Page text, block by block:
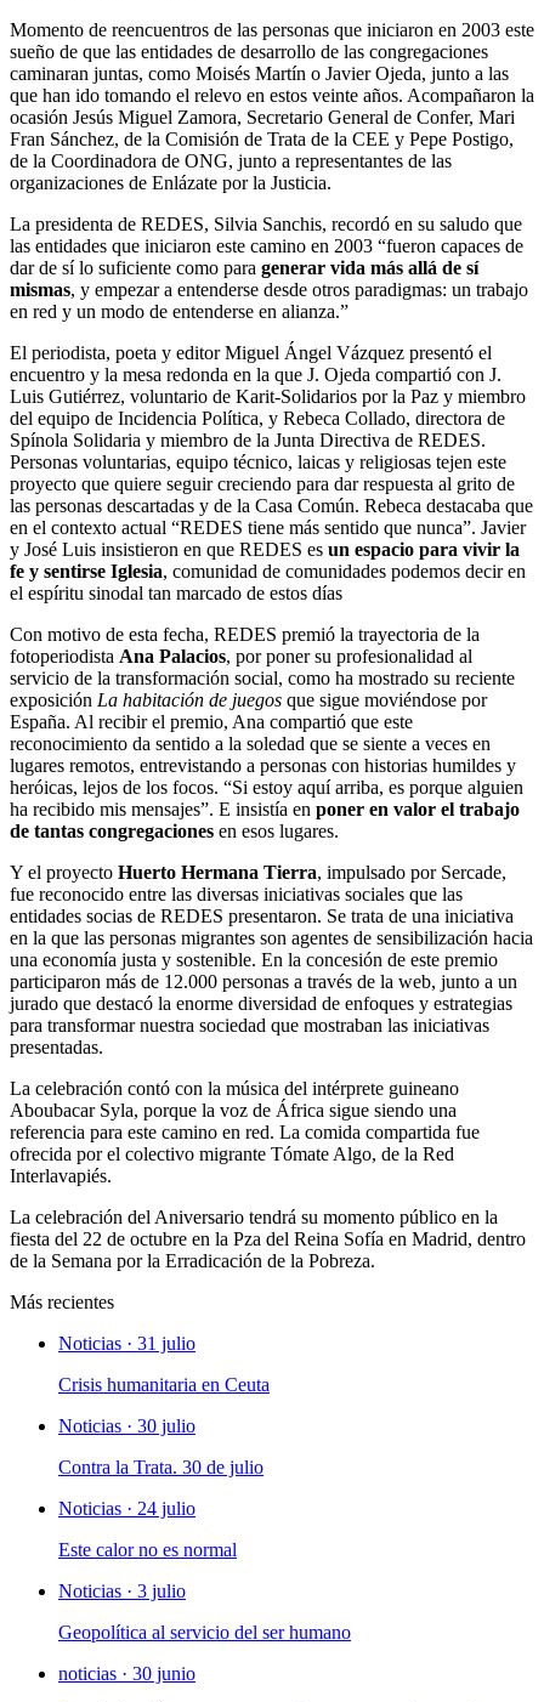
Momento de reencuentros de las personas que iniciaron en 2003 este
sueño de que las entidades de desarrollo de las congregaciones
caminaran juntas, como Moisés Martín o Javier Ojeda, junto a las
que han ido tomando el relevo en estos veinte años. Acompañaron la
ocasión Jesús Miguel Zamora, Secretario General de Confer, Mari
Fran Sánchez, de la Comisión de Trata de la CEE y Pepe Postigo,
de la Coordinadora de ONG, junto a representantes de las
organizaciones de Enlázate por la Justicia.
La presidenta de REDES, Silvia Sanchis, recordó en su saludo que
las entidades que iniciaron este camino en 2003 “fueron capaces de
dar de sí lo suficiente como para generar vida más allá de sí
mismas, y empezar a entenderse desde otros paradigmas: un trabajo
en red y un modo de entenderse en alianza.”
El periodista, poeta y editor Miguel Ángel Vázquez presentó el
encuentro y la mesa redonda en la que J. Ojeda compartió con J.
Luis Gutiérrez, voluntario de Karit-Solidarios por la Paz y miembro
del equipo de Incidencia Política, y Rebeca Collado, directora de
Spínola Solidaria y miembro de la Junta Directiva de REDES.
Personas voluntarias, equipo técnico, laicas y religiosas tejen este
proyecto que quiere seguir creciendo para dar respuesta al grito de
las personas descartadas y de la Casa Común. Rebeca destacaba que
en el contexto actual “REDES tiene más sentido que nunca”. Javier
y José Luis insistieron en que REDES es un espacio para vivir la
fe y sentirse Iglesia, comunidad de comunidades podemos decir en
el espíritu sinodal tan marcado de estos días
Con motivo de esta fecha, REDES premió la trayectoria de la
fotoperiodista Ana Palacios, por poner su profesionalidad al
servicio de la transformación social, como ha mostrado su reciente
exposición La habitación de juegos que sigue moviéndose por
España. Al recibir el premio, Ana compartió que este
reconocimiento da sentido a la soledad que se siente a veces en
lugares remotos, entrevistando a personas con historias humildes y
heróicas, lejos de los focos. “Si estoy aquí arriba, es porque alguien
ha recibido mis mensajes”. E insistía en poner en valor el trabajo
de tantas congregaciones en esos lugares.
Y el proyecto Huerto Hermana Tierra, impulsado por Sercade,
fue reconocido entre las diversas iniciativas sociales que las
entidades socias de REDES presentaron. Se trata de una iniciativa
en la que las personas migrantes son agentes de sensibilización hacia
una economía justa y sostenible. En la concesión de este premio
participaron más de 12.000 personas a través de la web, junto a un
jurado que destacó la enorme diversidad de enfoques y estrategias
para transformar nuestra sociedad que mostraban las iniciativas
presentadas.
La celebración contó con la música del intérprete guineano
Aboubacar Syla, porque la voz de África sigue siendo una
referencia para este camino en red. La comida compartida fue
ofrecida por el colectivo migrante Tómate Algo, de la Red
Interlavapiés.
La celebración del Aniversario tendrá su momento público en la
fiesta del 22 de octubre en la Pza del Reina Sofía en Madrid, dentro
de la Semana por la Erradicación de la Pobreza.
Más recientes
Noticias · 31 julio
Crisis humanitaria en Ceuta
Noticias · 30 julio
Contra la Trata. 30 de julio
Noticias · 24 julio
Este calor no es normal
Noticias · 3 julio
Geopolítica al servicio del ser humano
noticias · 30 junio